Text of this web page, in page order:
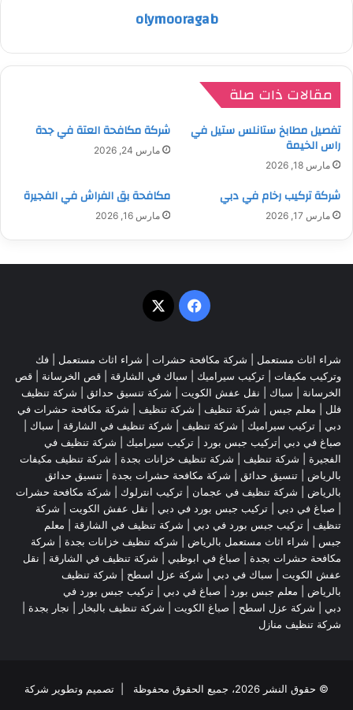
olymooragab
مقالات ذات صلة
تفصيل مطابخ ستانلس ستيل في
راس الخيمة
مارس 18, 2026
شركة مكافحة العتة في جدة
مارس 24, 2026
شركة تركيب رخام في دبي
مارس 17, 2026
مكافحة بق الفراش في الفجيرة
مارس 16, 2026
فيسبوك
‫X
شراء اثاث مستعمل شركة مكافحة حشرات شراء اثاث مستعمل
فك
وتركيب مكيفات | تركيب سيراميك | سباك في الشارقة قص الخرسانة | قص
الخرسانة | سباك نقل عفش الكويت شركة تنسيق حدائق
شركة تنظيف
فلل
معلم جبس شركة تنظيف شركة تنظيف
شركة مكافحة حشرات في
دبي
تركيب سيراميك شركة تنظيف شركة تنظيف في الشارقة | سباك |
صباغ في دبي |تركيب جبس بورد | تركيب سيراميك
شركة تنظيف في
الفجيرة
شركة تنظيف شركة تنظيف خزانات بجدة
شركة تنظيف مكيفات
بالرياض
تنسيق حدائق شركة مكافحة حشرات بجدة
تنسيق حدائق
بالرياض
شركة تنظيف في عجمان | تركيب انترلوك | شركة مكافحة حشرات
صباغ في دبي تركيب جبس بورد في دبي نقل عفش الكويت
شركة
تنظيف
تركيب جبس بورد في دبي شركة تنظيف في الشارقة
معلم
جبس
شراء اثاث مستعمل بالرياض شركه تنظيف خزانات بجدة
شركة
مكافحة حشرات بجدة
صباغ في ابوظبي شركة تنظيف في الشارقة
نقل
عفش الكويت | سباك في دبي | شركة عزل اسطح
شركة تنظيف
بالرياض
معلم جبس بورد صباغ في دبي
تركيب جبس بورد في
دبي
شركة عزل اسطح صباغ الكويت شركة تنظيف بالبخار نجار بجدة
شركة تنظيف منازل
© حقوق النشر 2026، جميع الحقوق محفوظة | تصميم وتطوير شركة